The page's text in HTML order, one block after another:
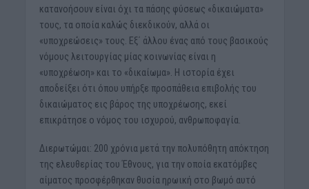
κατανοήσουν είναι όχι τα πάσης φύσεως «δικαιώματα»
τους, τα οποία καλώς διεκδικούν, αλλά οι
«υποχρεώσεις» τους. Εξ΄ άλλου ένας από τους βασικούς
νόμους λειτουργίας μίας κοινωνίας είναι η
«υποχρέωση» και το «δικαίωμα». Η ιστορία έχει
αποδείξει ότι όπου υπήρξε προσπάθεια επιβολής του
δικαιώματος εις βάρος της υποχρέωσης, εκεί
επικράτησε ο νόμος του ισχυρού, ανθρωποφαγία.
Διερωτώμαι: 200 χρόνια μετά την πολυπόθητη απόκτηση
της ελευθερίας του Έθνους, για την οποία εκατόμβες
αίματος προσφέρθηκαν θυσία ηρωική στο βωμό αυτό